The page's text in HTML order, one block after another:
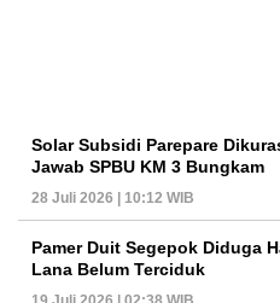
Solar Subsidi Parepare
Jawab SPBU KM 3 Bungkam
28 Juli 2026 | 10:12 WIB
Pamer Duit Segepok Diduga
Lana Belum Terciduk